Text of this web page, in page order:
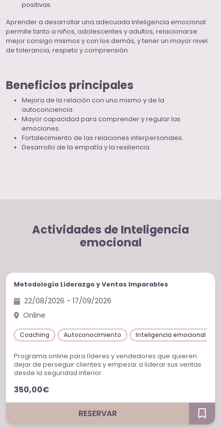
positivas.
Aprender a desarrollar una adecuada Inteligencia emocional
permite tanto a niños, adolescentes y adultos, relacionarse
mejor consigo mismos y con los demás, y tener un mayor nivel
de tolerancia, respeto y comprensión.
Beneficios principales
Mejora de la relación con uno mismo y de la
autoconciencia.
Mayor capacidad para comprender y regular las
emociones.
Fortalecimiento de las relaciones interpersonales.
Desarrollo de la empatía y la resiliencia.
Actividades de Inteligencia
emocional
Cursos
Metodología Liderazgo y Ventas Imparables
22/08/2026 - 17/09/2026
Online
Coaching Autoconocimiento Inteligencia emocional
Programa online para líderes y vendedores que quieren
dejar de perseguir clientes y empezar a liderar sus ventas
desde la seguridad interior.
350,00€
RESERVAR